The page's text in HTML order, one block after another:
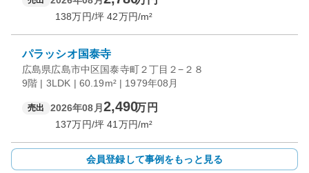
138万円/坪 42万円/m²
パラッシオ国泰寺
広島県広島市中区国泰寺町２丁目２−２８
9階 | 3LDK | 60.19m² | 1979年08月
売出 2026年08月 2,490万円
137万円/坪 41 万円/m²
会員登録して事例をもっと見る